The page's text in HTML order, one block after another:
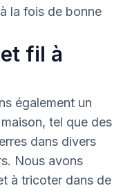
la fois de bonne
fil à
également un
tel que des
dans divers
Nous avons
à tricoter dans de